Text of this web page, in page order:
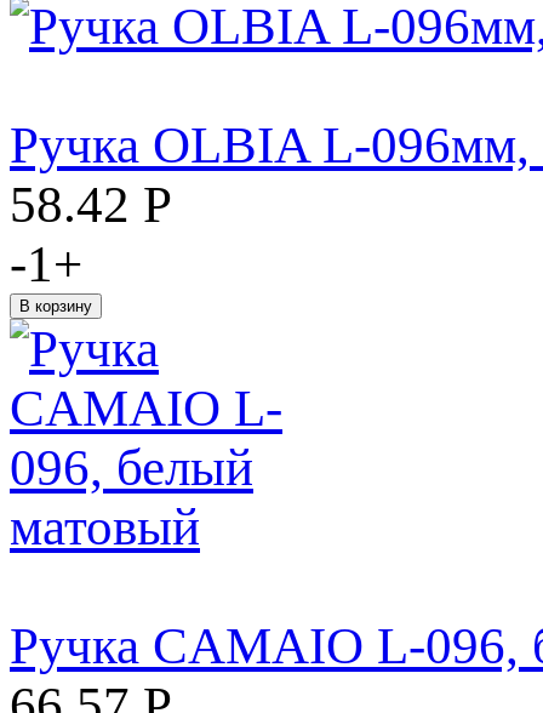
Ручка OLBIA L-096мм,
58.42 Р
-1+
Ручка CAMAIO L-096,